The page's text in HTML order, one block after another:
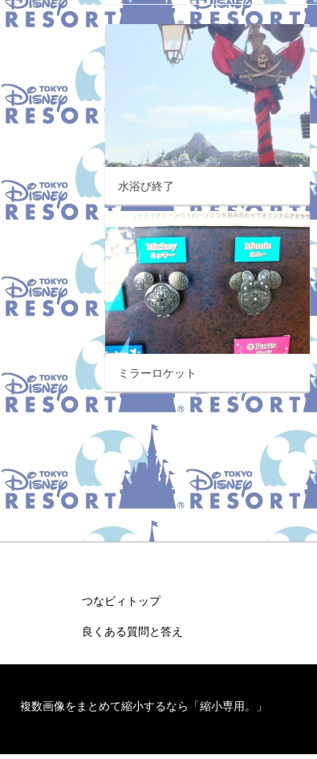
水浴び終了
ミラーロケット
つなビィトップ
良くある質問と答え
複数画像をまとめて縮小するなら「縮小専用。」